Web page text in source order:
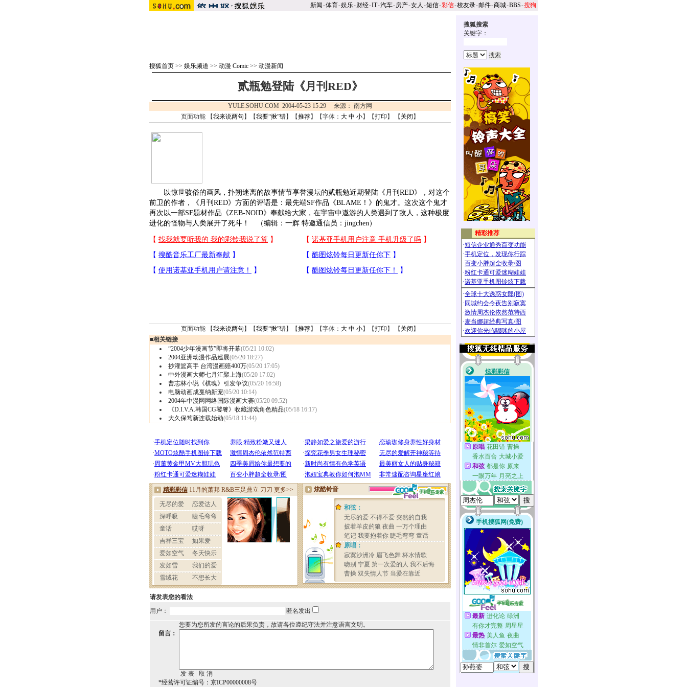
新闻-体育-娱乐-财经-IT-汽车-房产-女人 -短信-彩信-校友录-邮件-商城-BBS-搜狗
搜狐首页 >> 娱乐频道 >> 动漫 Comic >> 动漫新闻
贰瓶勉登陆《月刊RED》
YULE.SOHU.COM 2004-05-23 15:29 来源： 南方网
页面功能 【我来说两句 】【我要“揪”错】【推荐】【字体： 大 中 小】【打印 】 【 关闭 】
以惊世骇俗的画风，扑朔迷离的故事情节享誉漫坛的贰瓶勉近期登陆《月刊RED》，对这个
前卫的作者，《月刊RED》方面的评语是：最先端SF作品《BLAME！》的鬼才。这次这个鬼才
再次以一部SF题材作品《ZEB-NOID》奉献给大家，在宇宙中遨游的人类遇到了敌人，这种极度
进化的怪物与人类展开了死斗！ （编辑：一辉 特邀通信员：jingchen）
页面功能 【我来说两句 】【我要“揪”错】【推荐】【字体： 大 中 小】【打印 】 【 关闭 】
■相关链接
“2004少年漫画节”即将开幕(05/21 10:02)
2004亚洲动漫作品巡展(05/20 18:27)
抄灌篮高手 台湾漫画赔400万(05/20 17:05)
中外漫画大师七月汇聚上海(05/20 17:02)
曹志林小说《棋魂》引发争议(05/20 16:58)
电脑动画成戛纳新宠(05/20 10:14)
2004年中漫网网络国际漫画大赛(05/20 09:52)
《D.I.V.A.韩国CG饕餮》收藏游戏角色精品(05/18 16:17)
大久保笃新连载始动(05/18 11:44)
请发表您的看法
用户：
匿名发出
您要为您所发的言论的后果负责，故请各位遵纪守法并注意语言文明。
留言：
*经营许可证编号：京ICP00000008号
搜狐搜索
关键字：